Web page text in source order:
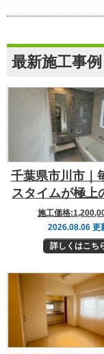
最新施工事例
千葉県市川市｜
スタイムが極上
施工価格:
2026.08.06 更
詳しくはこち